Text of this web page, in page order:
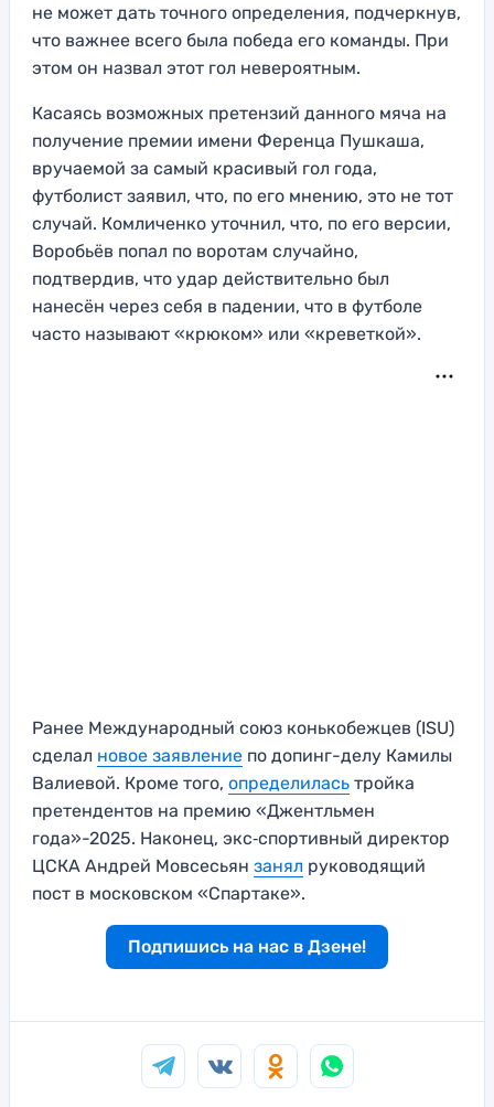
не может дать точного определения, подчеркнув,
что важнее всего была победа его команды. При
этом он назвал этот гол невероятным.
Касаясь возможных претензий данного мяча на
получение премии имени Ференца Пушкаша,
вручаемой за самый красивый гол года,
футболист заявил, что, по его мнению, это не тот
случай. Комличенко уточнил, что, по его версии,
Воробьёв попал по воротам случайно,
подтвердив, что удар действительно был
нанесён через себя в падении, что в футболе
часто называют «крюком» или «креветкой».
Ранее Международный союз конькобежцев (ISU)
сделал новое заявление по допинг-делу Камилы
Валиевой. Кроме того, определилась тройка
претендентов на премию «Джентльмен
года»-2025. Наконец, экс‑спортивный директор
ЦСКА Андрей Мовсесьян занял руководящий
пост в московском «Спартаке».
Подпишись на нас в Дзене!